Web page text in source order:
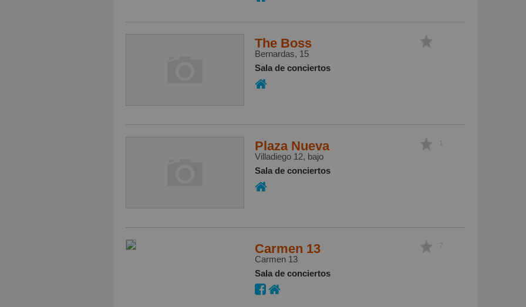
The Boss
Bernardas, 15
Sala de conciertos
Plaza Nueva
Villadiego 12, bajo
Sala de conciertos
1
Carmen 13
Carmen 13
Sala de conciertos
7